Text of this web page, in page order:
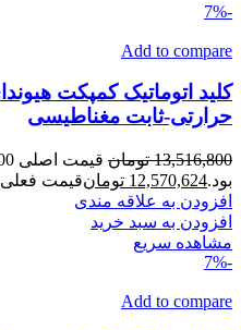
-7%
Add to compare
حرارتی-ثابت مغناطیسی
13,516,800 تومان
بود.12,570,624 تومانقیمت فعلی 12,570,624 تومان است.
افزودن به علاقه مندی
افزودن به سبد خرید
مشاهده سریع
-7%
Add to compare